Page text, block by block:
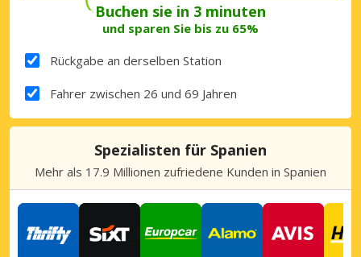
Buchen sie in 3 minuten
und sparen Sie bis zu 65%
Rückgabe an derselben Station
Fahrer zwischen 26 und 69 Jahren
Spezialisten für Spanien
Mehr als 17.9 Millionen zufriedene Kunden in Spanien